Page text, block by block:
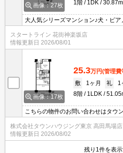
画像：27枚 1階 1DK
大人気シリーズマンション♪犬・ピア
スタートライン 花街神楽坂店
情報更新日 2026/08/01
画像：17枚
25.3万円(管理費
敷
1ヶ月 礼
1
8階
1LDK
こちらの物件のお問い合わせはタウ
株式会社タウンハウジング東京 高田馬場店
情報更新日 2026/08/02
残り1件を表